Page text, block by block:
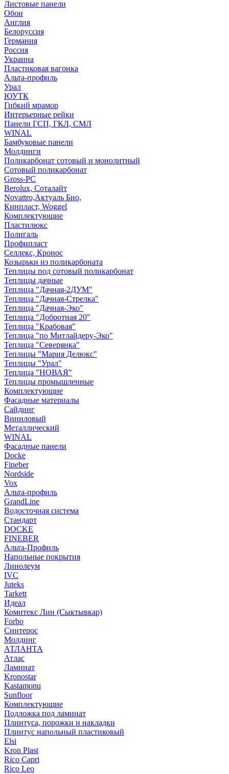
Листовые панели
Обои
Англия
Белоруссия
Германия
Россия
Украина
Пластиковая вагонка
Альта-профиль
Урал
ЮУТК
Гибкий мрамор
Интерьерные рейки
Панели ГСП, ГКЛ, СМЛ
WINAL
Бамбуковые панели
Молдинги
Поликарбонат сотовый и монолитный
Сотовый поликарбонат
Gross-PC
Berolux, Соталайт
Novattro,Актуаль Био,
Кинпласт, Woggel
Комплектующие
Пластилюкс
Полигаль
Профипласт
Селлекс, Кронос
Козырьки из поликарбоната
Теплицы под сотовый поликарбонат
Теплицы дачные
Теплица "Дачная-2ДУМ"
Теплица "Дачная-Стрелка"
Теплица "Дачная-Эко"
Теплица "Добротная 20"
Теплица "Крабовая"
Теплица "по Митлайдеру-Эко"
Теплица "Северянка"
Теплицы "Мария Делюкс"
Теплицы "Урал"
Теплица "НОВАЯ"
Теплицы промышленные
Комплектующие
Фасадные материалы
Сайдинг
Виниловый
Металлический
WINAL
Фасадные панели
Docke
Fineber
Nordside
Vox
Альта-профиль
GrandLine
Водосточная система
Стандарт
DOCKE
FINEBER
Альта-Профиль
Напольные покрытия
Линолеум
IVC
Juteks
Tarkett
Идеал
Комитекс Лин (Сыктывкар)
Forbo
Синтерос
Молдинг
АТЛАНТА
Атлас
Ламинат
Kronostar
Kastamonu
Sunfloor
Комплектующие
Подложка под ламинат
Плинтуса, порожки и накладки
Плинтус напольный пластиковый
Elsi
Kron Plast
Rico Capri
Rico Leo